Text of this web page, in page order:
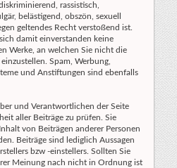
rassistisch,
belästigend, obszön, sexuell
geltendes Recht verstoßend ist.
damit einverstanden keine
Werke, an welchen Sie nicht die
Spam, Werbung,
und Anstiftungen sind ebenfalls
und Verantwortlichen der Seite
aller Beiträge zu prüfen. Sie
von Beiträgen anderer Personen
Beiträge sind lediglich Aussagen
bzw -einstellers. Sollten Sie
Meinung nach nicht in Ordnung ist